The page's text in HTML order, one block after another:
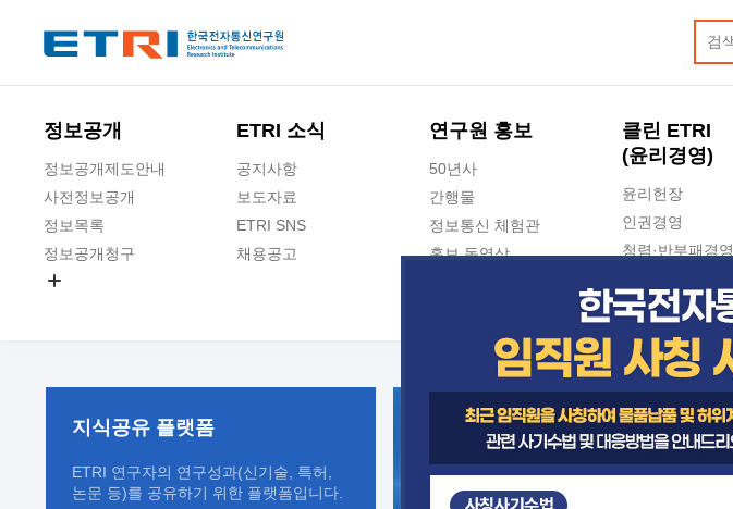
정보공개
정보공개제도안내
사전정보공개
정보목록
정보공개청구
ETRI 소식
공지사항
보도자료
ETRI SNS
채용공고
연구원 홍보
50년사
간행물
정보통신 체험관
홍보 동영상
클린 ETRI
(윤리경영)
윤리헌장
인권경영
청렴·반부패경영
청렴포털 신고
수의계약 현황
부패징계 현황
감사결과공개
지식공유 플랫폼
ETRI 연구자의 연구성과(신기술, 특허,
논문 등)를 공유하기 위한 플랫폼입니다.